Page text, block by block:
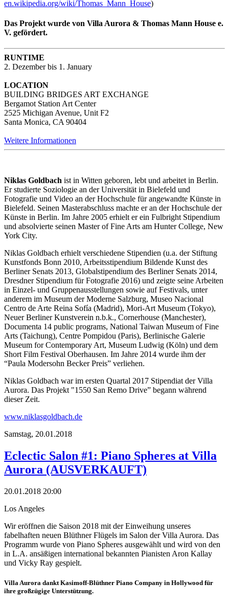
en.wikipedia.org/wiki/Thomas_Mann_House)
Das Projekt wurde von Villa Aurora & Thomas Mann House e.
V. gefördert.
RUNTIME
2. Dezember bis 1. January
LOCATION
BUILDING BRIDGES ART EXCHANGE
Bergamot Station Art Center
2525 Michigan Avenue, Unit F2
Santa Monica, CA 90404
Weitere Informationen
Niklas Goldbach ist in Witten geboren, lebt und arbeitet in Berlin.
Er studierte Soziologie an der Universität in Bielefeld und
Fotografie und Video an der Hochschule für angewandte Künste in
Bielefeld. Seinen Masterabschluss machte er an der Hochschule der
Künste in Berlin. Im Jahre 2005 erhielt er ein Fulbright Stipendium
und absolvierte seinen Master of Fine Arts am Hunter College, New
York City.
Niklas Goldbach erhielt verschiedene Stipendien (u.a. der Stiftung
Kunstfonds Bonn 2010, Arbeitsstipendium Bildende Kunst des
Berliner Senats 2013, Globalstipendium des Berliner Senats 2014,
Dresdner Stipendium für Fotografie 2016) und zeigte seine Arbeiten
in Einzel- und Gruppenausstellungen sowie auf Festivals, unter
anderem im Museum der Moderne Salzburg, Museo Nacional
Centro de Arte Reina Sofía (Madrid), Mori-Art Museum (Tokyo),
Neuer Berliner Kunstverein n.b.k., Cornerhouse (Manchester),
Documenta 14 public programs, National Taiwan Museum of Fine
Arts (Taichung), Centre Pompidou (Paris), Berlinische Galerie
Museum for Contemporary Art, Museum Ludwig (Köln) und dem
Short Film Festival Oberhausen. Im Jahre 2014 wurde ihm der
“Paula Modersohn Becker Preis” verliehen.
Niklas Goldbach war im ersten Quartal 2017 Stipendiat der Villa
Aurora. Das Projekt "1550 San Remo Drive” begann während
dieser Zeit.
www.niklasgoldbach.de
Samstag, 20.01.2018
Eclectic Salon #1: Piano Spheres at Villa
Aurora (AUSVERKAUFT)
20.01.2018 20:00
Los Angeles
Wir eröffnen die Saison 2018 mit der Einweihung unseres
fabelhaften neuen Blüthner Flügels im Salon der Villa Aurora. Das
Programm wurde von Piano Spheres ausgewählt und wird von den
in L.A. ansäßigen international bekannten Pianisten Aron Kallay
und Vicky Ray gespielt.
Villa Aurora dankt Kasimoff-Blüthner Piano Company in Hollywood für
ihre großzügige Unterstützung.